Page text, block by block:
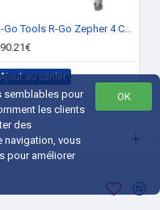
IPS
HDMI, Énergie
R-Go Tools R-Go Zepher 4 C2, Circular Bras Double Ecran, fixation bureau, Adjustable, 0-8 kg, Noir-Argent, Faible Empreinte Carbone
au panier
OK
semblables pour
les clients
des
navigation, vous
pour améliorer